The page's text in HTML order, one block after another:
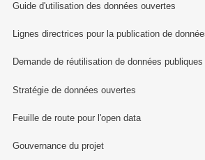
Guide d'utilisation des données ouvertes
Lignes directrices pour la publication de
Demande de réutilisation de données publiques
Stratégie de données ouvertes
Feuille de route pour l'open data
Gouvernance du projet